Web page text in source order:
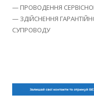
— ПРОВОДЕННЯ
— ЗДІЙСНЕННЯ
СУПРОВОДУ